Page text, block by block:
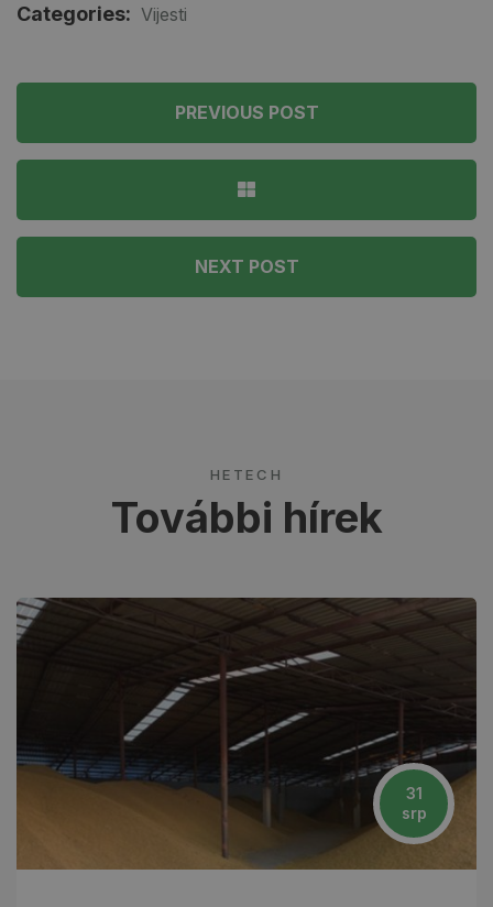
Categories: Vijesti
PREVIOUS POST
NEXT POST
HETECH
További hírek
31
srp